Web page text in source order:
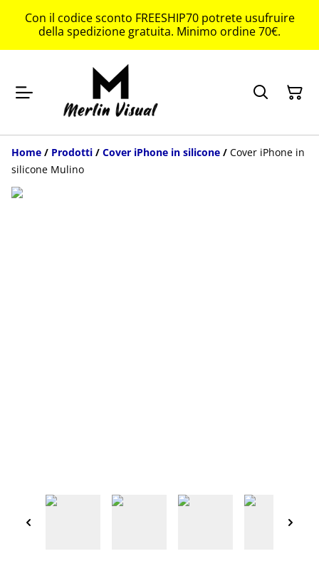
Con il codice sconto FREESHIP70 potrete usufruire
della spedizione gratuita. Minimo ordine 70€.
Home / Prodotti / Cover iPhone in silicone / Cover iPhone in
silicone Mulino